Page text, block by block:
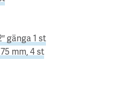
gänga 1 st
mm, 4 st